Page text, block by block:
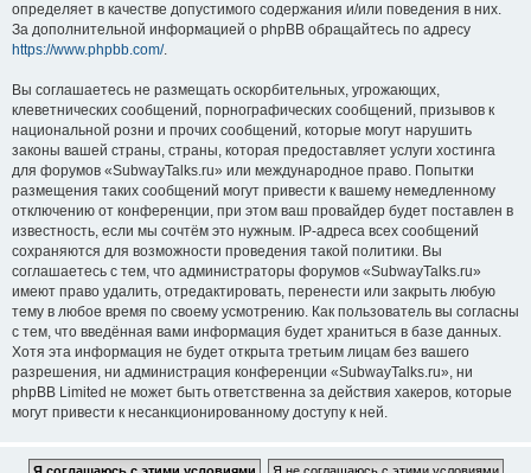
определяет в качестве допустимого содержания и/или поведения в них.
За дополнительной информацией о phpBB обращайтесь по адресу
https://www.phpbb.com/.
Вы соглашаетесь не размещать оскорбительных, угрожающих,
клеветнических сообщений, порнографических сообщений, призывов к
национальной розни и прочих сообщений, которые могут нарушить
законы вашей страны, страны, которая предоставляет услуги хостинга
для форумов «SubwayTalks.ru» или международное право. Попытки
размещения таких сообщений могут привести к вашему немедленному
отключению от конференции, при этом ваш провайдер будет поставлен в
известность, если мы сочтём это нужным. IP-адреса всех сообщений
сохраняются для возможности проведения такой политики. Вы
соглашаетесь с тем, что администраторы форумов «SubwayTalks.ru»
имеют право удалить, отредактировать, перенести или закрыть любую
тему в любое время по своему усмотрению. Как пользователь вы согласны
с тем, что введённая вами информация будет храниться в базе данных.
Хотя эта информация не будет открыта третьим лицам без вашего
разрешения, ни администрация конференции «SubwayTalks.ru», ни
phpBB Limited не может быть ответственна за действия хакеров, которые
могут привести к несанкционированному доступу к ней.